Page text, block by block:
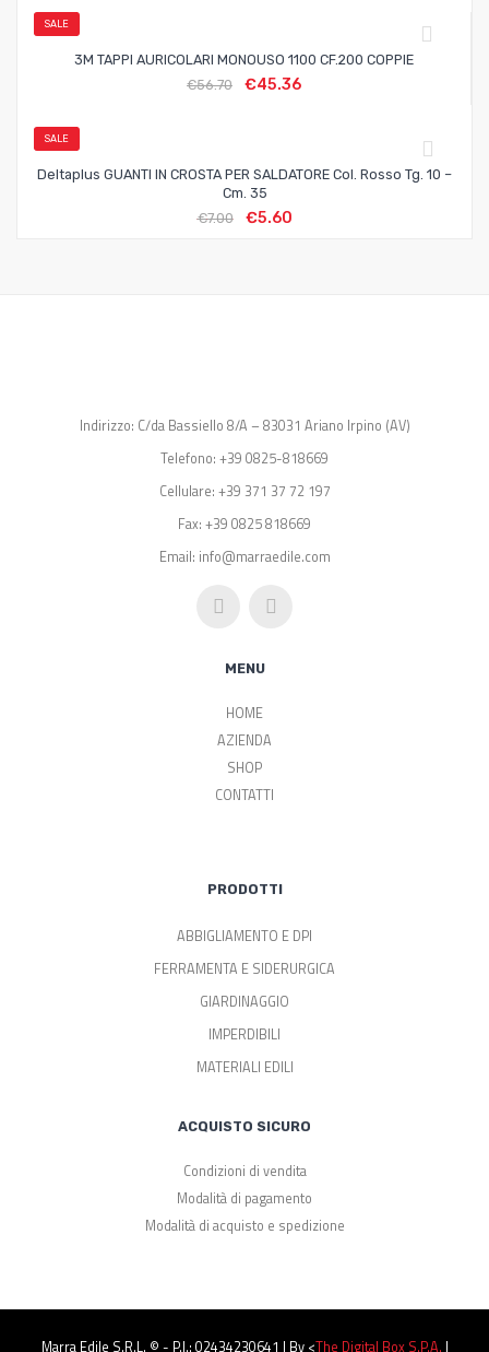
SALE
3M TAPPI AURICOLARI MONOUSO 1100 CF.200 COPPIE
€56.70 €45.36
SALE
Deltaplus GUANTI IN CROSTA PER SALDATORE Col. Rosso Tg. 10 –
Cm. 35
€7.00 €5.60
Indirizzo: C/da Bassiello 8/A – 83031 Ariano Irpino (AV)
Telefono: +39 0825-818669
Cellulare: +39 371 37 72 197
Fax: +39 0825 818669
Email: info@marraedile.com
MENU
HOME
AZIENDA
SHOP
CONTATTI
PRODOTTI
ABBIGLIAMENTO E DPI
FERRAMENTA E SIDERURGICA
GIARDINAGGIO
IMPERDIBILI
MATERIALI EDILI
ACQUISTO SICURO
Condizioni di vendita
Modalità di pagamento
Modalità di acquisto e spedizione
Marra Edile S.r.l. © - P.I.: 02434230641 | By <The Digital Box S.p.a. |